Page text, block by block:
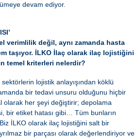
devam ediyor.
verimlilik değil, aynı zamanda hasta
taşıyor. İLKO İlaç olarak ilaç lojistiğini
temel kriterleri nelerdir?
lojistik anlayışından köklü
bir tedavi unsuru olduğunu hiçbir
olarak her şeyi değiştirir; depolama
bir etiket hatası gibi… Tüm bunların
İLKO olarak ilaç lojistiğini salt bir
bir parçası olarak değerlendiriyor ve